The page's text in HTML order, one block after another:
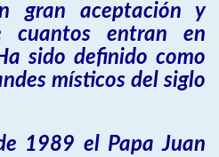
gran aceptación y
entran en
sido definido como
místicos del siglo
1989 el Papa Juan